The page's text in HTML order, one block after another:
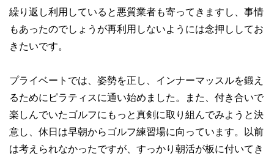
繰り返し利用していると悪質業者も寄ってきますし、事情
もあったのでしょうが再利用しないようには念押ししてお
きたいです。
プライベートでは、姿勢を正し、インナーマッスルを鍛え
るためにピラティスに通い始めました。また、付き合いで
楽しんでいたゴルフにもっと真剣に取り組んでみようと決
意し、休日は早朝からゴルフ練習場に向っています。以前
は考えられなかったですが、すっかり朝活が板に付いてき